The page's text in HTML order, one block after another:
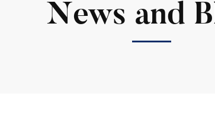
News and